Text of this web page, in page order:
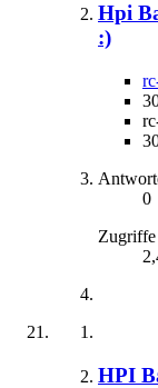
Hpi
:)
0
Zugriffe
HPI